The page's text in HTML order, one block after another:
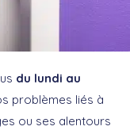
du lundi au
problèmes liés à
ou ses alentours